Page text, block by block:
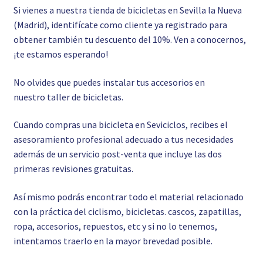
Si vienes a nuestra tienda de bicicletas en Sevilla la Nueva
(Madrid), identifícate como cliente ya registrado para
obtener también tu descuento del 10%. Ven a conocernos,
¡te estamos esperando!
No olvides que puedes instalar tus accesorios en
nuestro taller de bicicletas.
Cuando compras una bicicleta en Seviciclos, recibes el
asesoramiento profesional adecuado a tus necesidades
además de un servicio post-venta que incluye las dos
primeras revisiones gratuitas.
Así mismo podrás encontrar todo el material relacionado
con la práctica del ciclismo, bicicletas. cascos, zapatillas,
ropa, accesorios, repuestos, etc y si no lo tenemos,
intentamos traerlo en la mayor brevedad posible.